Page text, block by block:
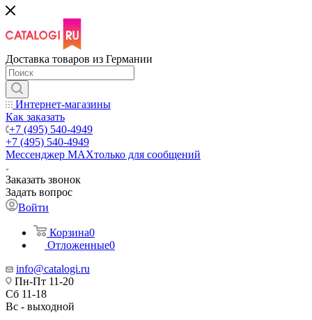
Доставка товаров из Германии
Интернет-магазины
Как заказать
+7 (495) 540-4949
+7 (495) 540-4949
Мессенджер МАХтолько для сообщений
Заказать звонок
Задать вопрос
Войти
Корзина0
Отложенные0
info@catalogi.ru
Пн-Пт 11-20
Сб 11-18
Вс - выходной